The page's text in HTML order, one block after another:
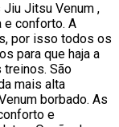
Jitsu Venum ,
e conforto. A
por isso todos os
para que haja a
treinos. São
mais alta
borbado. As
e